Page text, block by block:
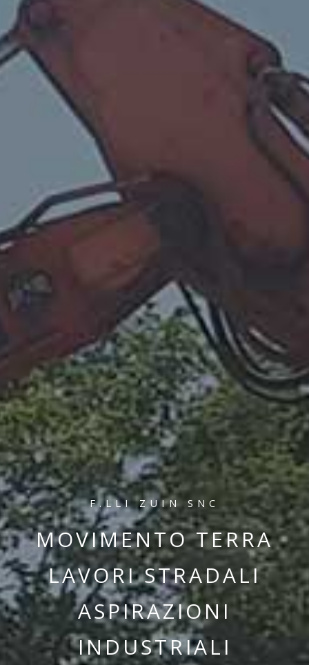
F.LLI ZUIN SNC
MOVIMENTO TERRA
LAVORI STRADALI
ASPIRAZIONI
INDUSTRIALI